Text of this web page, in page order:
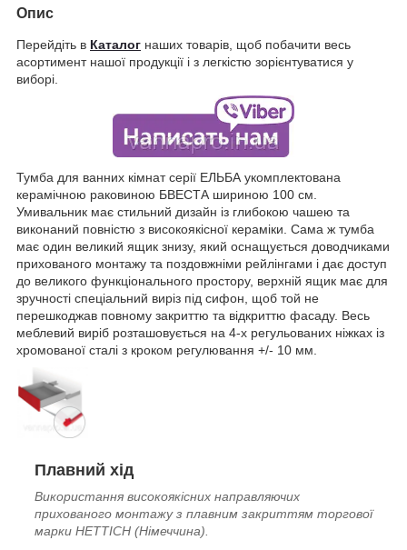
Опис
Перейдіть в Каталог наших товарів, щоб побачити весь
асортимент нашої продукції і з легкістю зорієнтуватися у
виборі.
Тумба для ванних кімнат серії ЕЛЬБА укомплектована
керамічною раковиною БВЕСТА шириною 100 см.
Умивальник має стильний дизайн із глибокою чашею та
виконаний повністю з високоякісної кераміки. Сама ж тумба
має один великий ящик знизу, який оснащується доводчиками
прихованого монтажу та поздовжніми рейлінгами і дає доступ
до великого функціонального простору, верхній ящик має для
зручності спеціальний виріз під сифон, щоб той не
перешкоджав повному закриттю та відкриттю фасаду. Весь
меблевий виріб розташовується на 4-х регульованих ніжках із
хромованої сталі з кроком регулювання +/- 10 мм.
Плавний хід
Використання високоякісних направляючих
прихованого монтажу з плавним закриттям торгової
марки HETTICH (Німеччина).